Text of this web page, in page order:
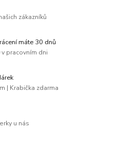
zákazníků
máte 30 dnů
pracovním dni
| Krabička zdarma
u nás